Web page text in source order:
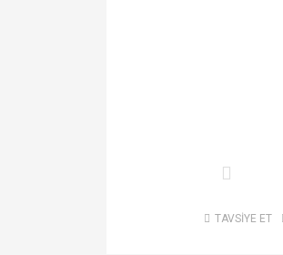
TAVSİYE ET